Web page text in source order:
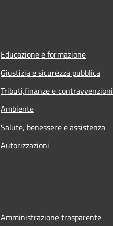
Educazione e formazione
Giustizia e sicurezza pubblica
Tributi,finanze e contravvenzioni
Ambiente
Salute, benessere e assistenza
Autorizzazioni
Amministrazione trasparente